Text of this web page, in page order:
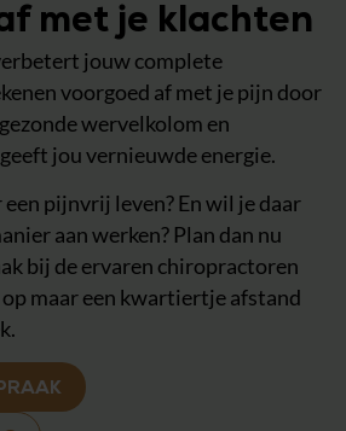
met je klachten
jouw complete
voorgoed af met je pijn door
wervelkolom en
jou vernieuwde energie.
pijnvrij leven? En wil je daar
aan werken? Plan dan nu
bij de ervaren chiropractoren
maar een kwartiertje afstand